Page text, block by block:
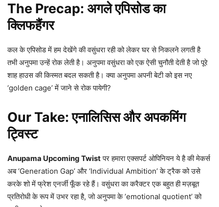
The Precap: अगले एपिसोड का
क्लिफहैंगर
कल के एपिसोड में हम देखेंगे की वसुंधरा रही को लेकर घर से निकलने लगती है
तभी अनुपमा उन्हें रोक लेती है। अनुपमा वसुंधरा को एक ऐसी चुनौती देती है जो पूरे
शाह हाउस की किस्मत बदल सकती है। क्या अनुपमा अपनी बेटी को इस नए
‘golden cage’ में जाने से रोक पायेगी?
Our Take: एनालिसिस और अपकमिंग
ट्विस्ट
Anupama Upcoming Twistपर हमारा एक्सपर्ट ओपिनियन ये है की मेकर्स
अब ‘Generation Gap’ और ‘Individual Ambition’ के ट्रैक को उसे
करके शो में फ्रेश एनर्जी फूँक रहे हैं। वसुंधरा का करैक्टर एक बहुत ही मज़बूत
प्रतिरोधी के रूप में उभर रहा है, जो अनुपमा के ’emotional quotient’ को